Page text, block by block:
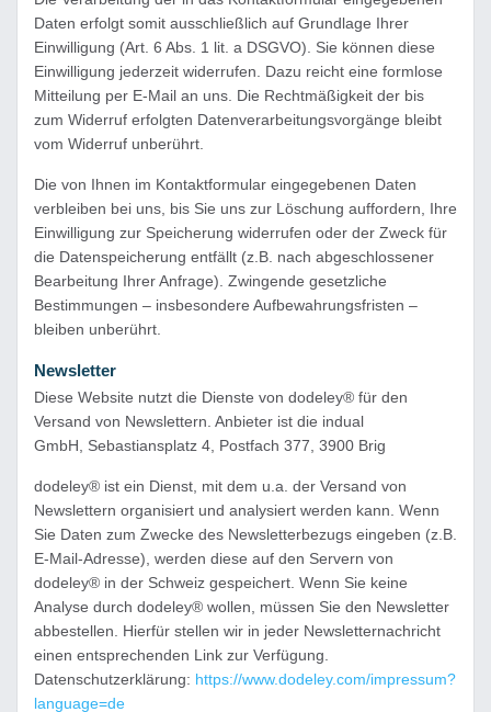
Daten erfolgt somit ausschließlich auf Grundlage Ihrer
Einwilligung (Art. 6 Abs. 1 lit. a DSGVO). Sie können diese
Einwilligung jederzeit widerrufen. Dazu reicht eine formlose
Mitteilung per E-Mail an uns. Die Rechtmäßigkeit der bis
zum Widerruf erfolgten Datenverarbeitungsvorgänge bleibt
vom Widerruf unberührt.
Die von Ihnen im Kontaktformular eingegebenen Daten
verbleiben bei uns, bis Sie uns zur Löschung auffordern, Ihre
Einwilligung zur Speicherung widerrufen oder der Zweck für
die Datenspeicherung entfällt (z.B. nach abgeschlossener
Bearbeitung Ihrer Anfrage). Zwingende gesetzliche
Bestimmungen – insbesondere Aufbewahrungsfristen –
bleiben unberührt.
Newsletter
Diese Website nutzt die Dienste von dodeley® für den
Versand von Newslettern. Anbieter ist die indual
GmbH, Sebastiansplatz 4, Postfach 377, 3900 Brig
dodeley® ist ein Dienst, mit dem u.a. der Versand von
Newslettern organisiert und analysiert werden kann. Wenn
Sie Daten zum Zwecke des Newsletterbezugs eingeben (z.B.
E-Mail-Adresse), werden diese auf den Servern von
dodeley® in der Schweiz gespeichert. Wenn Sie keine
Analyse durch dodeley® wollen, müssen Sie den Newsletter
abbestellen. Hierfür stellen wir in jeder Newsletternachricht
einen entsprechenden Link zur Verfügung.
Datenschutzerklärung: https://www.dodeley.com/impressum?
language=de